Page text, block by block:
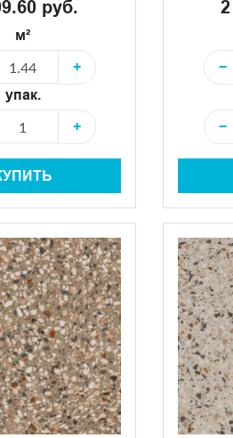
руб.
м²
+
упак.
+
−
−